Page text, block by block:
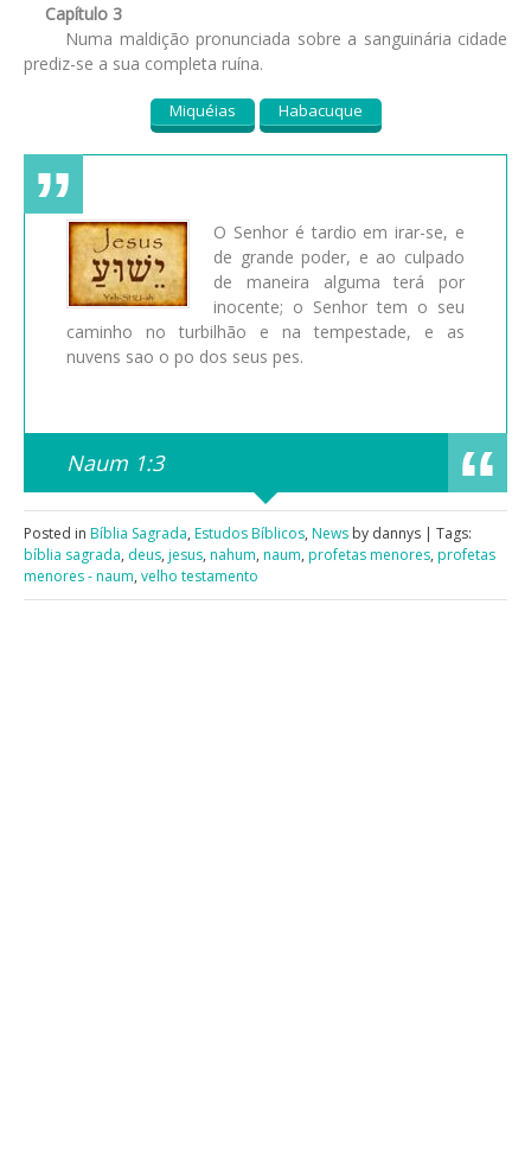
Capítulo 3
Numa maldição pronunciada sobre a sanguinária cidade
prediz-se a sua completa ruína.
Miquéias Habacuque
O Senhor é tardio em irar-se, e
de grande poder, e ao culpado
de maneira alguma terá por
inocente; o Senhor tem o seu
caminho no turbilhão e na tempestade, e as
nuvens sao o po dos seus pes.
Naum 1:3
Posted in Bíblia Sagrada, Estudos Bíblicos, News by dannys | Tags:
bíblia sagrada, deus, jesus, nahum, naum, profetas menores, profetas
menores - naum, velho testamento